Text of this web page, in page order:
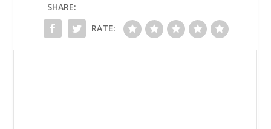
SHARE:
RATE: